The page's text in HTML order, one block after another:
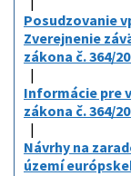
Posudzovanie
Zverejnenie
zákona č. 364/
Informácie pre
zákona č. 364/
Návrhy na
území